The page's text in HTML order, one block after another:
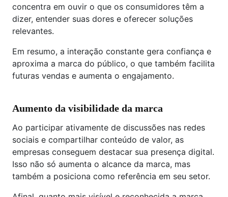
concentra em ouvir o que os consumidores têm a
dizer, entender suas dores e oferecer soluções
relevantes.
Em resumo, a interação constante gera confiança e
aproxima a marca do público, o que também facilita
futuras vendas e aumenta o engajamento.
Aumento da visibilidade da marca
Ao participar ativamente de discussões nas redes
sociais e compartilhar conteúdo de valor, as
empresas conseguem destacar sua presença digital.
Isso não só aumenta o alcance da marca, mas
também a posiciona como referência em seu setor.